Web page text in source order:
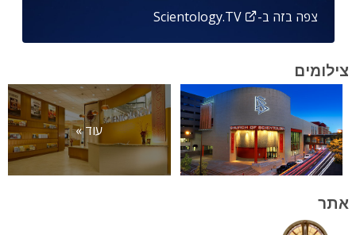
צפה בזה ב-Scientology.TV
צילומים
עוד »
אתר